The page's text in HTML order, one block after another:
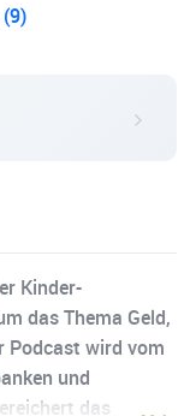
Kinder-
das Thema Geld,
Podcast wird vom
und
das